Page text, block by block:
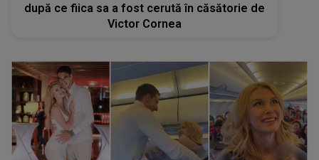
după ce fiica sa a fost cerută în căsătorie de
Victor Cornea